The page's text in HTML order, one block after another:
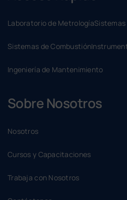
Laboratorio de Metrología
Sistemas de Combustión
Ingeniería de Mantenimiento
Sobre Nosotros
Nosotros
Cursos y Capacitaciones
Trabaja con Nosotros